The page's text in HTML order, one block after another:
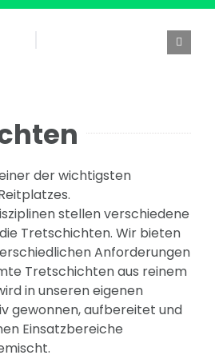
der wichtigsten
stellen verschiedene
Tretschichten. Wir bieten
Anforderungen
Tretschichten aus reinem
in unseren eigenen
gewonnen, aufbereitet und
Einsatzbereiche